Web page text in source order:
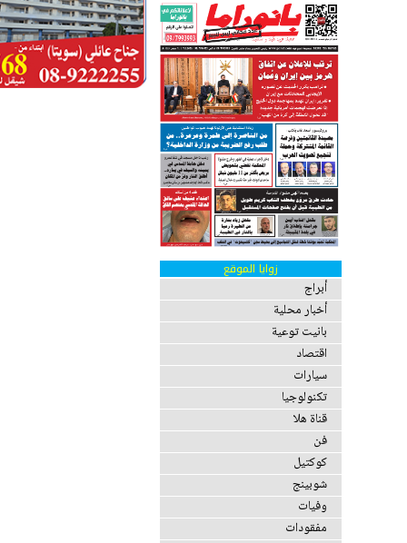
زوايا الموقع
أبراج
أخبار محلية
بانيت توعية
اقتصاد
سيارات
تكنولوجيا
قناة هلا
فن
كوكتيل
شوبينج
وفيات
مفقودات